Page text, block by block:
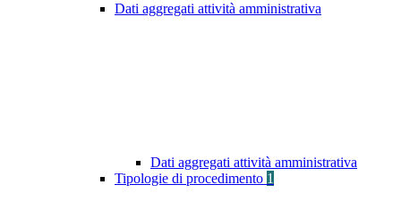
Dati aggregati attività amministrativa
Dati aggregati attività amministrativa
Tipologie di procedimento 1